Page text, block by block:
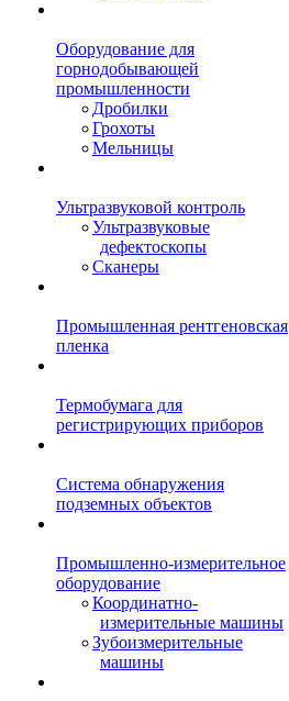
Оборудование для
горнодобывающей
промышленности
Дробилки
Грохоты
Мельницы
Ультразвуковой контроль
Ультразвуковые
дефектоскопы
Сканеры
Промышленная рентгеновская
пленка
Термобумага для
регистрирующих приборов
Система обнаружения
подземных объектов
Промышленно-измерительное
оборудование
Координатно-
измерительные машины
Зубоизмерительные
машины